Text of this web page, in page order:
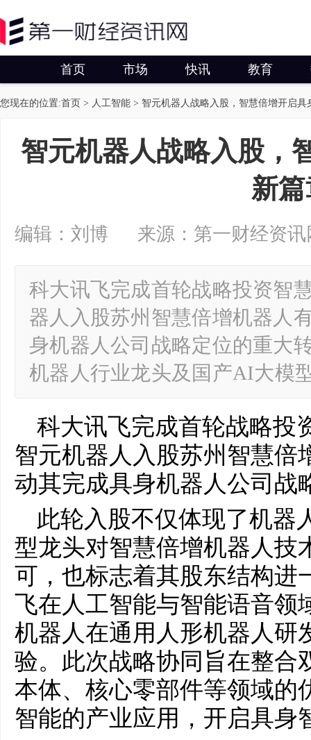
首页 市场 快讯 教育
您现在的位置:首页 > 人工智能 > 智元机器人战略入股，智慧倍增开启具
智元机器人战略入股，
新
编辑：刘博 来源：第一财经资讯
科大讯飞完成首轮战略投资智
器人入股苏州智慧倍增机器人
身机器人公司战略定位的重大
机器人行业龙头及国产AI大
科大讯飞完成首轮战略投
智元机器人入股苏州智慧倍
动其完成具身机器人公司战
此轮入股不仅体现了机器
型龙头对智慧倍增机器人技
可，也标志着其股东结构进
飞在人工智能与智能语音领
机器人在通用人形机器人研
验。此次战略协同旨在整合
本体、核心零部件等领域的
智能的产业应用，开启具身